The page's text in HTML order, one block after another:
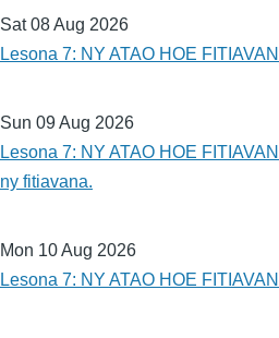
Sat 08 Aug 2026
Lesona 7: NY ATAO HOE
Sun 09 Aug 2026
Lesona 7: NY ATAO HOE
ny fitiavana.
Mon 10 Aug 2026
Lesona 7: NY ATAO HOE